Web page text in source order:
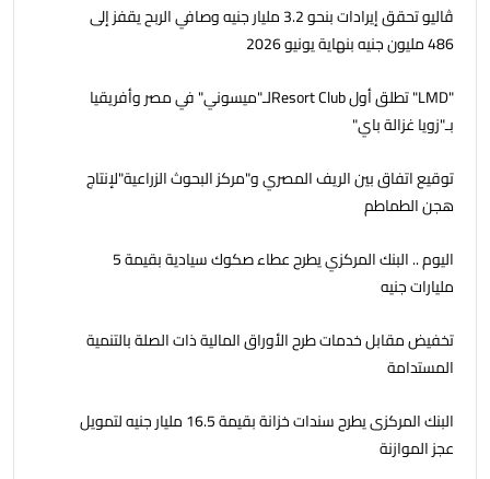
ڤاليو تحقق إيرادات بنحو 3.2 مليار جنيه وصافي الربح يقفز إلى
486 مليون جنيه بنهاية يونيو 2026
"LMD" تطلق أول Resort Clubلـ"ميسوني" في مصر وأفريقيا
بـ"زويا غزالة باي"
توقيع اتفاق بين الريف المصري و"مركز البحوث الزراعية"لإنتاج
هجن الطماطم
اليوم .. البنك المركزي يطرح عطاء صكوك سيادية بقيمة 5
مليارات جنيه
تخفيض مقابل خدمات طرح الأوراق المالية ذات الصلة بالتنمية
المستدامة
البنك المركزى يطرح سندات خزانة بقيمة 16.5 مليار جنيه لتمويل
عجز الموازنة